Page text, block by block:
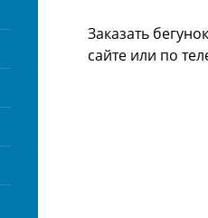
Заказать
сайте или по